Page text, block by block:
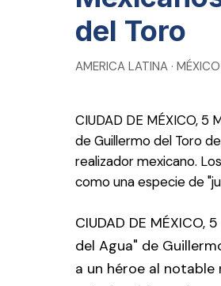
del Toro
AMERICA LATINA · MÉXICO
CIUDAD DE MÉXICO,
de Guillermo del Toro
realizador mexicano.
como una especie de
CIUDAD DE
del Agua" de
a un héroe al